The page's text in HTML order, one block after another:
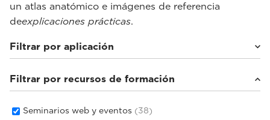
un atlas anatómico e imágenes de referencia
deexplicaciones prácticas.
Filtrar por aplicación
Cardiovascular(5)
Estudios de imagen en general(33)
Filtrar por recursos de formación
Seminarios web y eventos (38)